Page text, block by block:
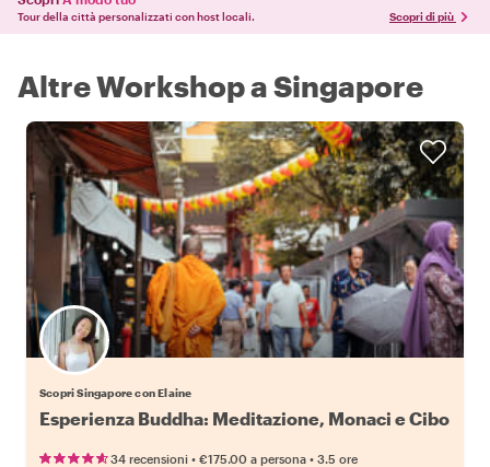
Tour della città personalizzati con host locali. Scopri di più
Altre Workshop a Singapore
Scopri Singapore con Elaine
Esperienza Buddha: Meditazione, Monaci e Cibo
34 recensioni • €175.00 a persona • 3.5 ore